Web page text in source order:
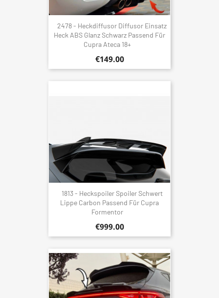
2478 - Heckdiffusor Diffusor Einsatz
Heck ABS Glanz Schwarz Passend Für
Cupra Ateca 18+
€149.00
1813 - Heckspoiler Spoiler Schwert
Lippe Carbon Passend Für Cupra
Formentor
€999.00